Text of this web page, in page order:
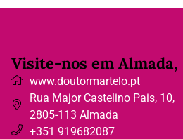
Visite-nos em
www.doutormartelo.pt
Rua Major Castelino Pais, 10,
2805-113 Almada
+351 919682087